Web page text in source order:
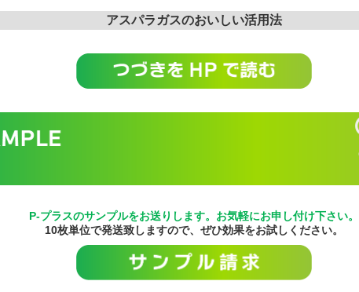
アスパラガスのおいしい活用法
P-プラスのサンプルをお送りします。お気軽にお申し付け下さい。
10枚単位で発送致しますので、ぜひ効果をお試しください。